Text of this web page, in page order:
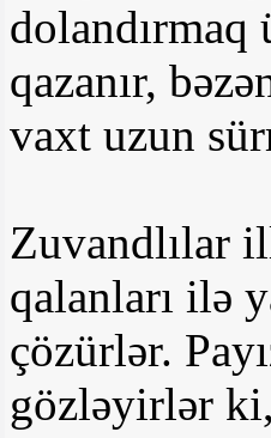
dolandırmaq
qazanır,
vaxt uzun
Zuvandlılar
qalanları ilə
çözürlər.
gözləyirlər